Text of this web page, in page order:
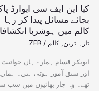
کیا این ایف سی ایوارڈ
بجائے مسائل پیدا کر
کالم میں ہوشربا
تازہ ترین کالم /
ZEB
ابوبکر قسام ہمارے ہاں
اور سبق آموز ہوتی ہیں۔
تھے۔ وہ چار بھائیوں میں سب
پیدا
رہا
ہے؟
ابوبکر
قسام
کے
فکر